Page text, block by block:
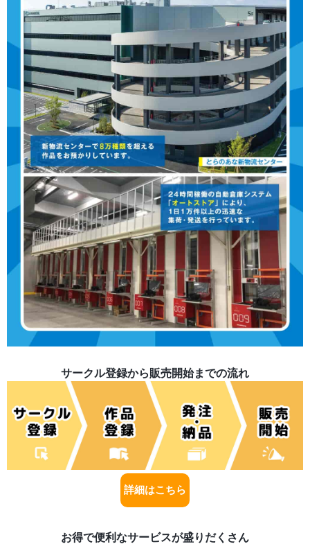
サークル登録から販売開始までの流れ
詳細はこちら
お得で便利なサービスが盛りだくさん